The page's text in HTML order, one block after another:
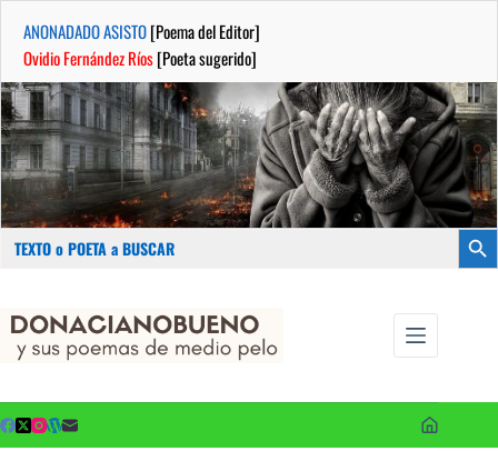
ANONADADO ASISTO[Poema del Editor]
Ovidio Fernández Ríos[Poeta sugerido]
Buscar:
contenido